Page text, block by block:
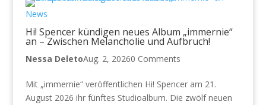
News
Hi! Spencer kündigen neues Album „immernie“
an – Zwischen Melancholie und Aufbruch!
Nessa DeletoAug. 2, 20260 Comments
Mit „immernie“ veröffentlichen Hi! Spencer am 21.
August 2026 ihr fünftes Studioalbum. Die zwölf neuen